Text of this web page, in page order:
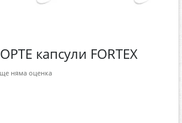
капсули FORTEX
няма оценка